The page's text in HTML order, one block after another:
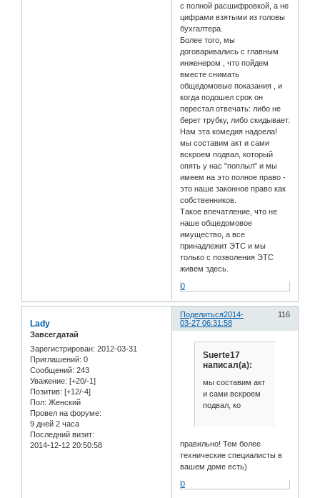
с полной расшифровкой, а не
цифрами взятыми из головы
бухгалтера.
Более того, мы
договаривались с главным
инженером , что пойдем
вместе снимать
общедомовые показания , и
когда подошел срок он
перестал отвечать: либо не
берет трубку, либо скидывает.
Нам эта комедия надоела!
мы составим акт и сами
вскроем подвал, который
опять у нас "поплыл" и мы
имеем на это полное право -
это наше законное право как
собственников.
Такое впечатление, что не
наше общедомовое
имущество, а все
принадлежит ЭТС и мы
только с позволения ЭТС
живем здесь.
0
Поделиться 116
2014-
03-27 06:31:58
Lady
Завсегдатай
Зарегистрирован: 2012-03-31
Приглашений: 0
Сообщений: 243
Уважение: [+20/-1]
Позитив: [+12/-4]
Пол: Женский
Провел на форуме:
9 дней 2 часа
Последний визит:
2014-12-12 20:50:58
Suerte17
написал(а):
мы составим акт
и сами вскроем
подвал, ко
правильно! Тем более
технические специалисты в
вашем доме есть)
0